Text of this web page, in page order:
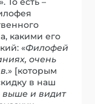
какими его
«Филофей
очень
» [которым
в наш
выше и видит